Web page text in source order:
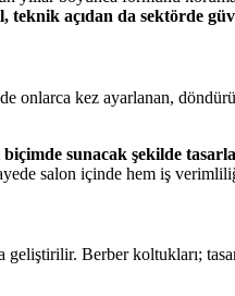
teknik açıdan da sektörde
onlarca kez ayarlanan,
sunacak şekilde
salon içinde hem iş
Berber koltukları;